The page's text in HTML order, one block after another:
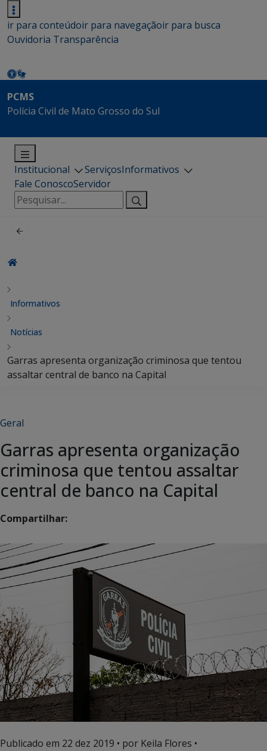
ir para conteúdoir para navegaçãoir para busca
Ouvidoria Transparência
PCMS
Polícia Civil de Mato Grosso do Sul
Institucional ServiçosInformativos
Fale ConoscoServidor
Pesquisar
por:
Informativos
Notícias
Garras apresenta organização criminosa que tentou
assaltar central de banco na Capital
Geral
Garras apresenta organização
criminosa que tentou assaltar
central de banco na Capital
Compartilhar:
Publicado em 22 dez 2019 • por Keila Flores •